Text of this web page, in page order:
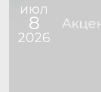
июл
8
2026